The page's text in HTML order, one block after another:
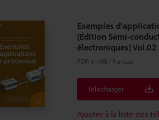
Exemples
[Édition Semi-
électroniques] Vol.02
PDF: 1.7MB / Français
Télécharger
Ajouter à la liste des